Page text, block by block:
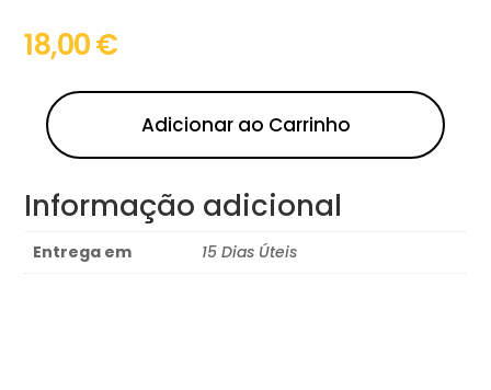
18,00€
Adicionar ao Carrinho
Informação adicional
Entrega em 15 Dias Úteis